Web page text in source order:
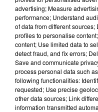
À 22 h 30 hier soir, 11
sont 16 ce lundi matin,
bateaux Hollandais
FIL D'ACTUS
advertising; Measure
performance; Understand
of data from different
profiles to personalise
content; Use limited data to
detect fraud, and fix errors;
Save and communicate
process personal data such
following functionalities:
requested; Use precise
other data sources; Link
information transmitted